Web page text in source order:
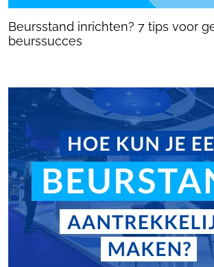
Beursstand inrichten? 7 tips voor
beurssucces